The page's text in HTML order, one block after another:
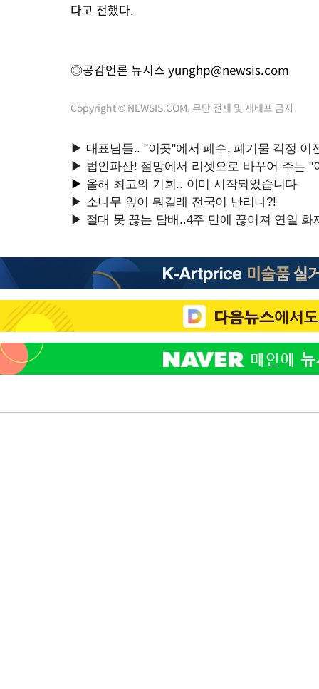
다고 전했다.
◎공감언론 뉴시스 yunghp@newsis.com
Copyright © NEWSIS.COM, 무단 전재 및 재배포 금지